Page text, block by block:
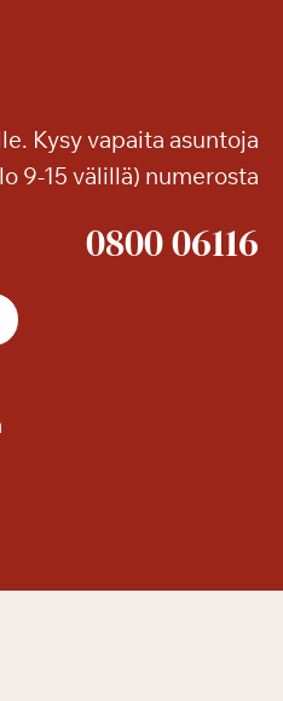
Kysy vapaita asuntoja
9-15 välillä) numerosta
0800 06116